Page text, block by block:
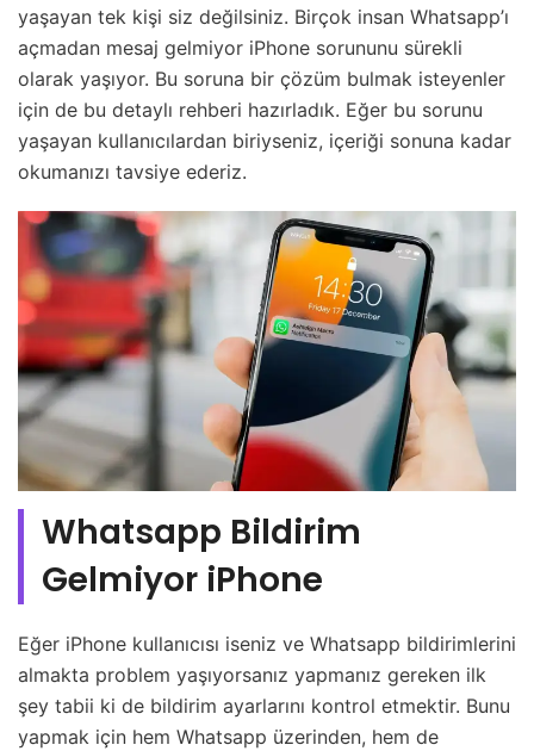
yaşayan tek kişi siz değilsiniz. Birçok insan Whatsapp’ı
açmadan mesaj gelmiyor iPhone sorununu sürekli
olarak yaşıyor. Bu soruna bir çözüm bulmak isteyenler
için de bu detaylı rehberi hazırladık. Eğer bu sorunu
yaşayan kullanıcılardan biriyseniz, içeriği sonuna kadar
okumanızı tavsiye ederiz.
Whatsapp Bildirim
Gelmiyor iPhone
Eğer iPhone kullanıcısı iseniz ve Whatsapp bildirimlerini
almakta problem yaşıyorsanız yapmanız gereken ilk
şey tabii ki de bildirim ayarlarını kontrol etmektir. Bunu
yapmak için hem Whatsapp üzerinden, hem de